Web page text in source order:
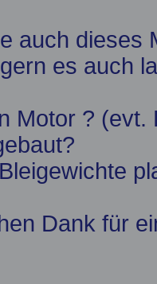
auch dieses
es auch
Motor ? (evt.
Dank für